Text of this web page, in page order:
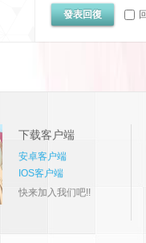
發表回復
下载客户端
安卓客户端
IOS客户端
快来加入我们吧!!